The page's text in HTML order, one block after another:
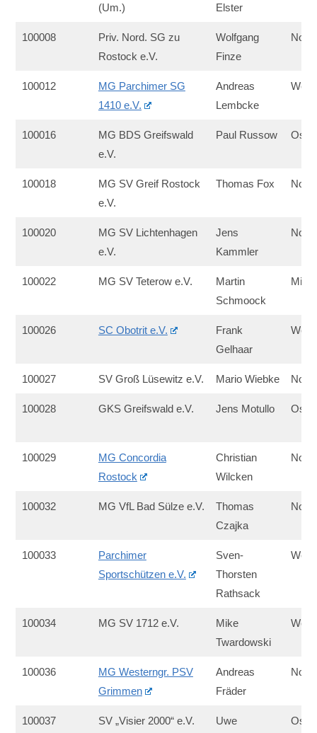
(Um.)
Elster
100008
Priv. Nord. SG zu
Rostock e.V.
Wolfgang
Finze
Nord
100012
MG Parchimer SG
1410 e.V.
Andreas
Lembcke
West
100016
MG BDS Greifswald
e.V.
Paul Russow Ost
100018
MG SV Greif Rostock
e.V.
Thomas Fox Nord
100020
MG SV Lichtenhagen
e.V.
Jens
Kammler
Nord
100022 MG SV Teterow e.V.
Martin
Schmoock
Mitte
100026 SC Obotrit e.V.
Frank
Gelhaar
West
100027 SV Groß Lüsewitz e.V. Mario Wiebke Nord
100028 GKS Greifswald e.V. Jens Motullo Ost
100029
MG Concordia
Rostock
Christian
Wilcken
Nord
100032 MG VfL Bad Sülze e.V.
Thomas
Czajka
Nord
100033
Parchimer
Sportschützen e.V.
Sven-
Thorsten
Rathsack
West
100034 MG SV 1712 e.V.
Mike
Twardowski
West
100036
MG Westerngr. PSV
Grimmen
Andreas
Fräder
Nord
100037 SV „Visier 2000“ e.V.
Uwe
Ost